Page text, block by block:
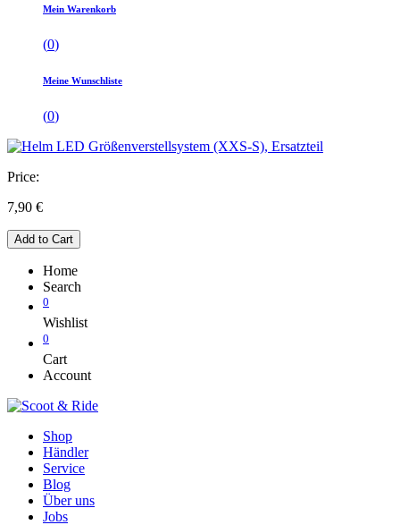
Mein Warenkorb
(0)
Meine Wunschliste
(0)
Price:
7,90 €
Add to Cart
Home
Search
0
Wishlist
0
Cart
Account
Shop
Händler
Service
Blog
Über uns
Jobs